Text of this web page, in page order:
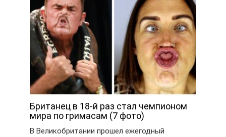
Британец в 18-й раз стал чемпионом
мира по гримасам (7 фото)
В Великобритании прошел ежегодный